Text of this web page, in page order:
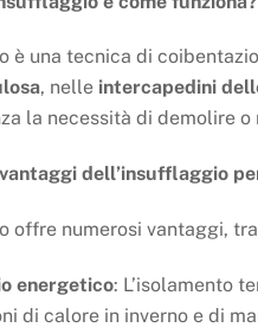
è una tecnica di
, nelle intercapedini
la necessità di demolire
dell’insufflaggio
offre numerosi vantaggi,
energetico: L’isolamento
di calore in inverno e di